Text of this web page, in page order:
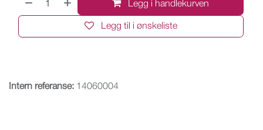
Legg i handlekurven
Legg til i ønskeliste
Intern referanse: 14060004